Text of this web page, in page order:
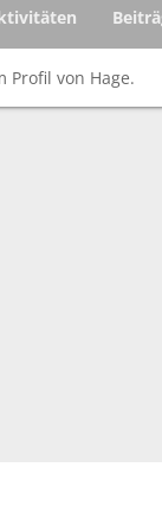
Profil von Hage.